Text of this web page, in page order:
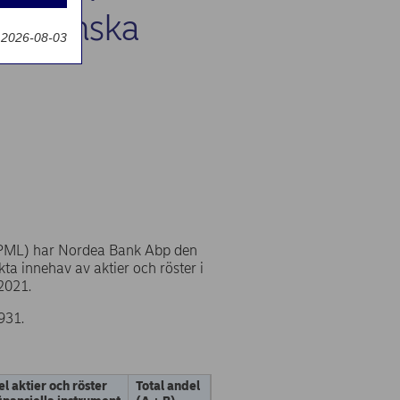
i finska
har Nordea Bank Abp den
innehav av aktier och röster i
aktier och röster
Total andel
08-03